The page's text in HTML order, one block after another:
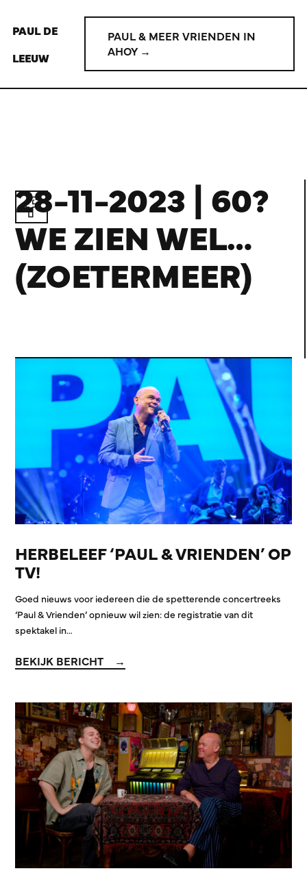
PAUL DE
LEEUW
PAUL & MEER VRIENDEN IN
AHOY →
28-11-2023 | 60?
WE ZIEN WEL…
(ZOETERMEER)
HERBELEEF ‘PAUL & VRIENDEN’ OP
TV!
Goed nieuws voor iedereen die de spetterende concertreeks
‘Paul & Vrienden’ opnieuw wil zien: de registratie van dit
spektakel in…
BEKIJK BERICHT